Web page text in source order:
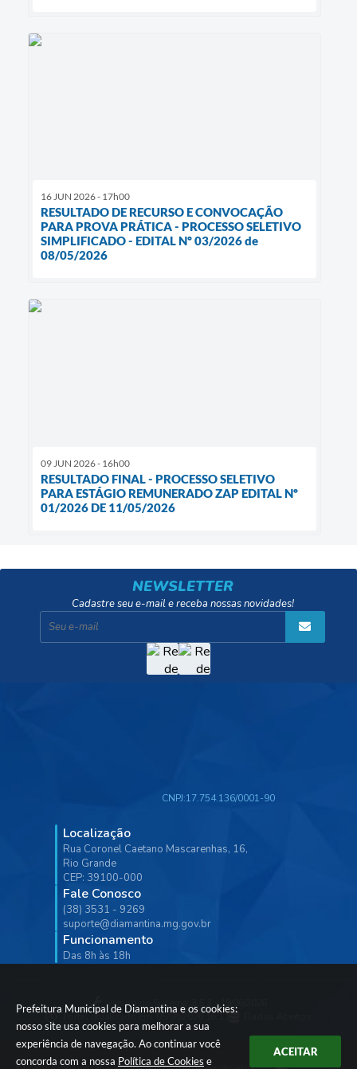
Prefeitura Municipal de Diamantina e os cookies:
nosso site usa cookies para melhorar a sua
experiência de navegação. Ao continuar você
concorda com a nossa Política de Cookies e
ACEITAR
16 JUN 2026 - 17h00
RESULTADO DE RECURSO E CONVOCAÇÃO
PARA PROVA PRÁTICA - PROCESSO SELETIVO
SIMPLIFICADO - EDITAL Nº 03/2026 de
08/05/2026
09 JUN 2026 - 16h00
RESULTADO FINAL - PROCESSO SELETIVO
PARA ESTÁGIO REMUNERADO ZAP EDITAL Nº
01/2026 DE 11/05/2026
NEWSLETTER
Cadastre seu e-mail e receba nossas novidades!
Localização
Rua Coronel Caetano Mascarenhas, 16,
Rio Grande
CEP: 39100-000
Fale Conosco
(38) 3531 - 9269
suporte@diamantina.mg.gov.br
Funcionamento
Das 8h às 18h
CNPJ:17.754.136/0001-90
Versão do Sistema:
3.5.3 - 19/06/2026
Portal atualizado em:05/08/2026 16:11